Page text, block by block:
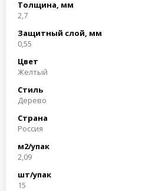
Толщина, мм
2,7
Защитный слой, мм
0,55
Цвет
Желтый
Стиль
Дерево
Страна
Россия
м2/упак
2,09
шт/упак
15